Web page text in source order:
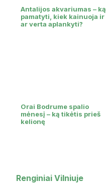
Antalijos akvariumas – ką
pamatyti, kiek kainuoja ir
ar verta aplankyti?
Orai Bodrume spalio
mėnesį – ką tikėtis prieš
kelionę
Renginiai Vilniuje